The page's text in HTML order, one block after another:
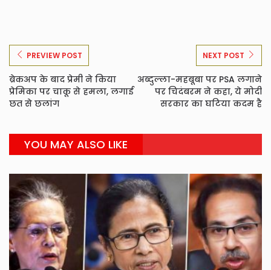
PREVIEW POST
ब्रेकअप के बाद प्रेमी ने किया
प्रेमिका पर चाकू से हमला, लगाई
छत से छलांग
NEXT POST
अब्दुल्ला-महबूबा पर PSA लगाने
पर चिदंबरम ने कहा, ये मोदी
सरकार का घटिया कदम है
YOU MAY ALSO LIKE